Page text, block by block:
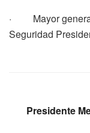
· Mayor general
Seguridad
Presidente